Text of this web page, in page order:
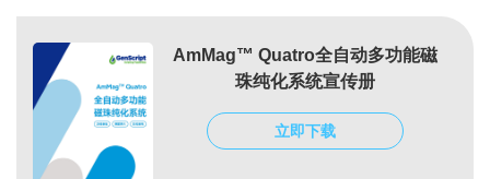
AmMag™ Quatro全自动多功能磁
珠纯化系统宣传册
立即下载